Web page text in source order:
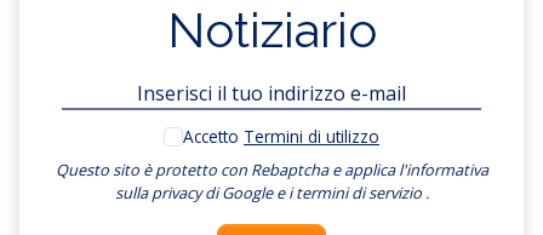
Notiziario
Accetto Termini di utilizzo
Questo sito è protetto con Rebaptcha e applical'informativa
sulla privacy di Googleei termini di servizio.